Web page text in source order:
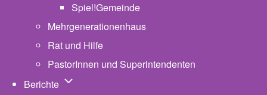
Spiel!Gemeinde
Mehrgenerationenhaus
Rat und Hilfe
PastorInnen und Superintendenten
Berichte Unternavigation von Berichte